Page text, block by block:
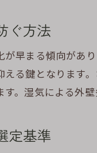
ぐ方法
早まる傾向があ
る鍵となります
。湿気による外
定基準